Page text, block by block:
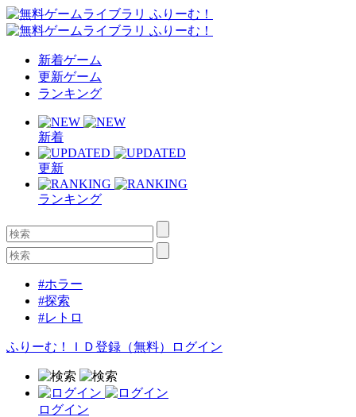
新着ゲーム
更新ゲーム
ランキング
新着
更新
ランキング
#ホラー
#探索
#レトロ
ふりーむ！ＩＤ登録（無料） ログイン
ログイン